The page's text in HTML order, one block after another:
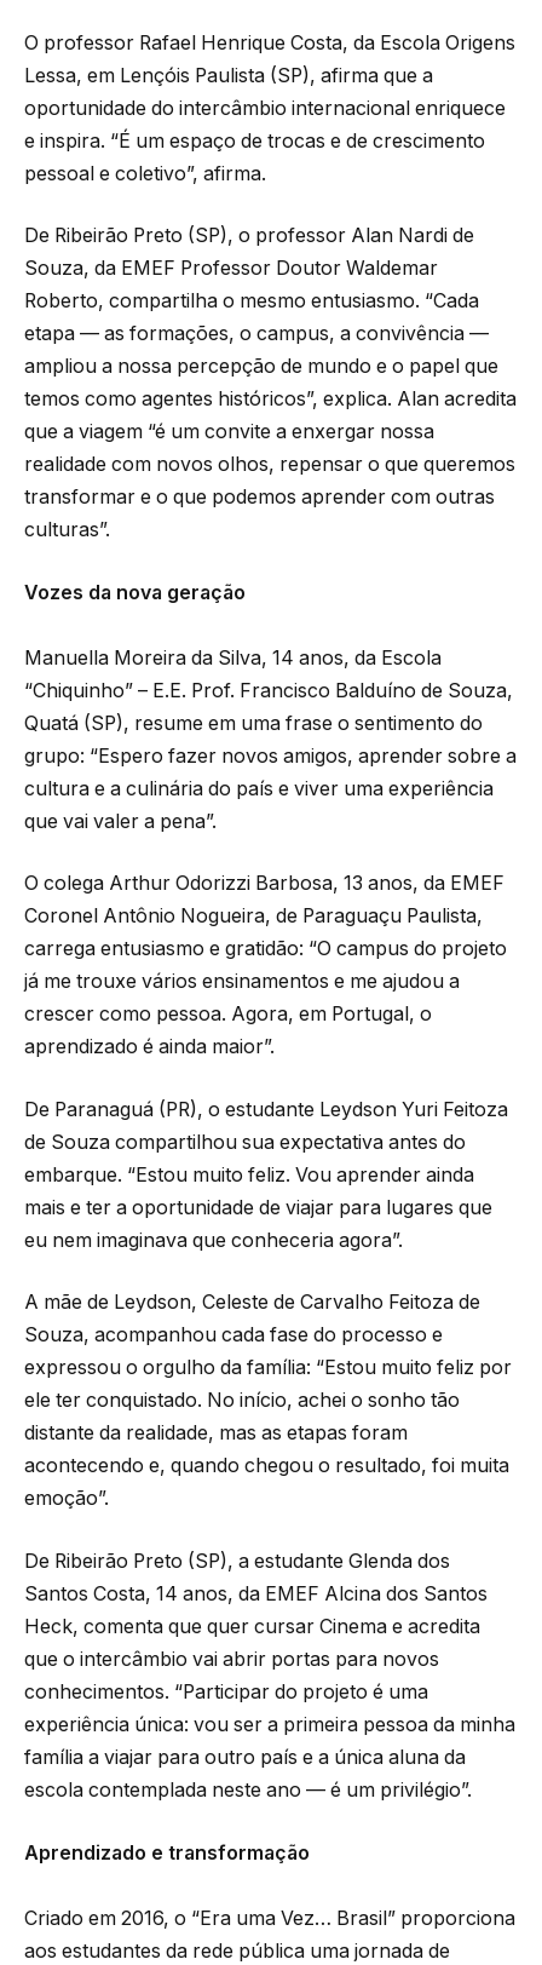
O professor Rafael Henrique Costa, da Escola Origens
Lessa, em Lençóis Paulista (SP), afirma que a
oportunidade do intercâmbio internacional enriquece
e inspira. “É um espaço de trocas e de crescimento
pessoal e coletivo”, afirma.
De Ribeirão Preto (SP), o professor Alan Nardi de
Souza, da EMEF Professor Doutor Waldemar
Roberto, compartilha o mesmo entusiasmo. “Cada
etapa — as formações, o campus, a convivência —
ampliou a nossa percepção de mundo e o papel que
temos como agentes históricos”, explica. Alan acredita
que a viagem “é um convite a enxergar nossa
realidade com novos olhos, repensar o que queremos
transformar e o que podemos aprender com outras
culturas”.
Vozes da nova geração
Manuella Moreira da Silva, 14 anos, da Escola
“Chiquinho” – E.E. Prof. Francisco Balduíno de Souza,
Quatá (SP), resume em uma frase o sentimento do
grupo: “Espero fazer novos amigos, aprender sobre a
cultura e a culinária do país e viver uma experiência
que vai valer a pena”.
O colega Arthur Odorizzi Barbosa, 13 anos, da EMEF
Coronel Antônio Nogueira, de Paraguaçu Paulista,
carrega entusiasmo e gratidão: “O campus do projeto
já me trouxe vários ensinamentos e me ajudou a
crescer como pessoa. Agora, em Portugal, o
aprendizado é ainda maior”.
De Paranaguá (PR), o estudante Leydson Yuri Feitoza
de Souza compartilhou sua expectativa antes do
embarque. “Estou muito feliz. Vou aprender ainda
mais e ter a oportunidade de viajar para lugares que
eu nem imaginava que conheceria agora”.
A mãe de Leydson, Celeste de Carvalho Feitoza de
Souza, acompanhou cada fase do processo e
expressou o orgulho da família: “Estou muito feliz por
ele ter conquistado. No início, achei o sonho tão
distante da realidade, mas as etapas foram
acontecendo e, quando chegou o resultado, foi muita
emoção”.
De Ribeirão Preto (SP), a estudante Glenda dos
Santos Costa, 14 anos, da EMEF Alcina dos Santos
Heck, comenta que quer cursar Cinema e acredita
que o intercâmbio vai abrir portas para novos
conhecimentos. “Participar do projeto é uma
experiência única: vou ser a primeira pessoa da minha
família a viajar para outro país e a única aluna da
escola contemplada neste ano — é um privilégio”.
Aprendizado e transformação
Criado em 2016, o “Era uma Vez… Brasil” proporciona
aos estudantes da rede pública uma jornada de